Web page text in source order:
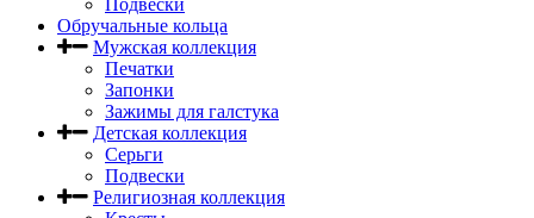
Подвески
Обручальные кольца
Мужская коллекция
Печатки
Запонки
Зажимы для галстука
Детская коллекция
Серьги
Подвески
Религиозная коллекция